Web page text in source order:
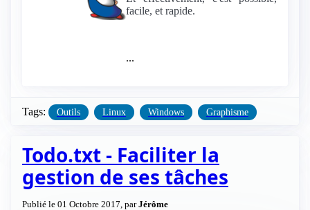
facile, et rapide.
...
Tags: Outils Linux Windows Graphisme
Todo.txt - Faciliter la
gestion de ses tâches
Publié le 01 Octobre 2017, parJérôme